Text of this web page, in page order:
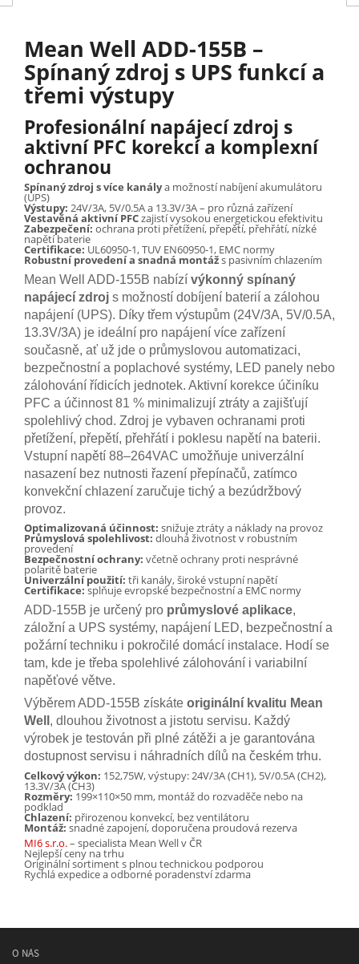
Mean Well ADD-155B –
Spínaný zdroj s UPS funkcí a
třemi výstupy
Profesionální napájecí zdroj s
aktivní PFC korekcí a komplexní
ochranou
Spínaný zdroj s více kanálya možností nabíjení akumulátoru
(UPS)
Výstupy: 24V/3A, 5V/0.5A a 13.3V/3A – pro různá zařízení
Vestavěná aktivní PFCzajistí vysokou energetickou efektivitu
Zabezpečení: ochrana proti přetížení, přepětí, přehřátí, nízké
napětí baterie
Certifikace: UL60950-1, TUV EN60950-1, EMC normy
Robustní provedení a snadná montážs pasivním chlazením
Mean Well ADD-155B nabízí výkonný spínaný
napájecí zdroj s možností dobíjení baterií a zálohou
napájení (UPS). Díky třem výstupům (24V/3A, 5V/0.5A,
13.3V/3A) je ideální pro napájení více zařízení
současně, ať už jde o průmyslovou automatizaci,
bezpečnostní a poplachové systémy, LED panely nebo
zálohování řídicích jednotek. Aktivní korekce účiníku
PFC a účinnost 81 % minimalizují ztráty a zajišťují
spolehlivý chod. Zdroj je vybaven ochranami proti
přetížení, přepětí, přehřátí i poklesu napětí na baterii.
Vstupní napětí 88–264VAC umožňuje univerzální
nasazení bez nutnosti řazení přepínačů, zatímco
konvekční chlazení zaručuje tichý a bezúdržbový
provoz.
Optimalizovaná účinnost: snižuje ztráty a náklady na provoz
Průmyslová spolehlivost: dlouhá životnost v robustním
provedení
Bezpečnostní ochrany: včetně ochrany proti nesprávné
polaritě baterie
Univerzální použití: tři kanály, široké vstupní napětí
Certifikace: splňuje evropské bezpečnostní a EMC normy
ADD-155B je určený pro průmyslové aplikace,
záložní a UPS systémy, napájení LED, bezpečnostní a
požární techniku i pokročilé domácí instalace. Hodí se
tam, kde je třeba spolehlivé zálohování i variabilní
napěťové větve.
Výběrem ADD-155B získáte originální kvalitu Mean
Well , dlouhou životnost a jistotu servisu. Každý
výrobek je testován při plné zátěži a je garantována
dostupnost servisu i náhradních dílů na českém trhu.
Celkový výkon: 152,75W, výstupy: 24V/3A (CH1), 5V/0.5A (CH2),
13.3V/3A (CH3)
Rozměry: 199×110×50 mm, montáž do rozvaděče nebo na
podklad
Chlazení: přirozenou konvekcí, bez ventilátoru
Montáž: snadné zapojení, doporučena proudová rezerva
MI6 s.r.o.– specialista Mean Well v ČR
Nejlepší ceny na trhu
Originální sortiment s plnou technickou podporou
Rychlá expedice a odborné poradenství zdarma
O NÁS